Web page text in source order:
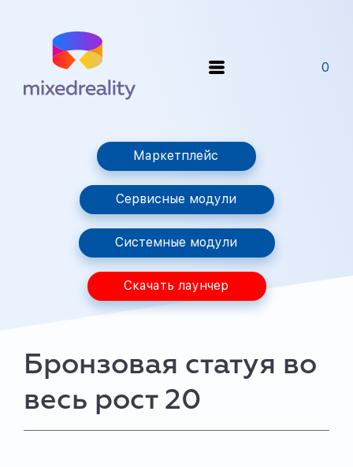
0
Маркетплейс
Сервисные модули
Системные модули
Скачать лаунчер
Бронзовая статуя во
весь рост 20